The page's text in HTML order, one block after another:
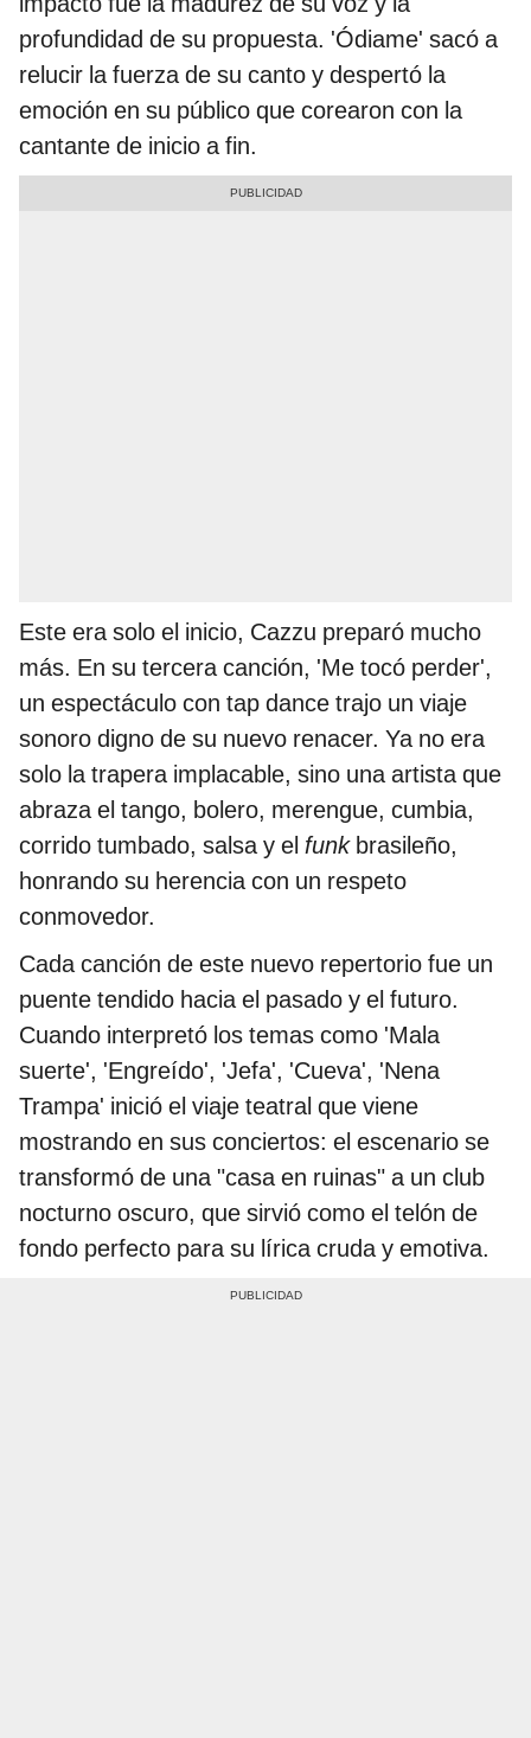
profundidad de su propuesta. 'Ódiame' sacó a
relucir la fuerza de su canto y despertó la
emoción en su público que corearon con la
cantante de inicio a fin.
Este era solo el inicio, Cazzu preparó mucho
más. En su tercera canción, 'Me tocó perder',
un espectáculo con tap dance trajo un viaje
sonoro digno de su nuevo renacer. Ya no era
solo la trapera implacable, sino una artista que
abraza el tango, bolero, merengue, cumbia,
corrido tumbado, salsa y el funkbrasileño,
honrando su herencia con un respeto
conmovedor.
Cada canción de este nuevo repertorio fue un
puente tendido hacia el pasado y el futuro.
Cuando interpretó los temas como 'Mala
suerte', 'Engreído', 'Jefa', 'Cueva', 'Nena
Trampa' inició el viaje teatral que viene
mostrando en sus conciertos: el escenario se
transformó de una "casa en ruinas" a un club
nocturno oscuro, que sirvió como el telón de
fondo perfecto para su lírica cruda y emotiva.